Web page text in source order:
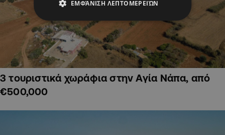
3 τουριστικά χωράφια στην Αγία Νάπα, από
€500,000
ΕΜΦΆΝΙΣΗ ΛΕΠΤΟΜΕΡΕΙΏΝ